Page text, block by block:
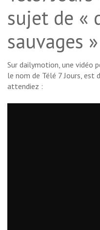
sujet de «
sauvages »
Sur dailymotion, une vidéo
le nom de Télé 7 Jours, est
attendiez :